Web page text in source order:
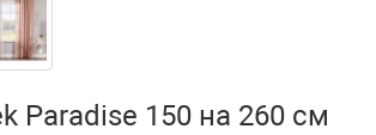
Paradise 150 на 260 см